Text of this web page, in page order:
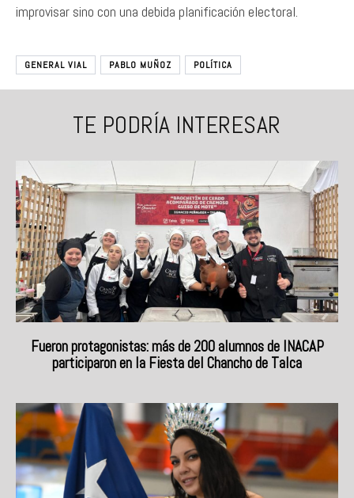
improvisar sino con una debida planificación electoral.
GENERAL VIAL PABLO MUÑOZ POLÍTICA
TE PODRÍA INTERESAR
Fueron protagonistas: más de 200 alumnos de INACAP
participaron en la Fiesta del Chancho de Talca